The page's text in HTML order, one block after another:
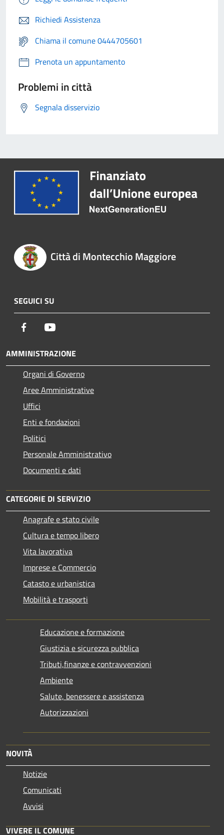
Richiedi Assistenza
Chiama il comune 0444705601
Prenota un appuntamento
Problemi in città
Segnala disservizio
Città di Montecchio Maggiore
SEGUICI SU
Facebook
AMMINISTRAZIONE
Organi di Governo
Aree Amministrative
Uffici
Enti e fondazioni
Politici
Personale Amministrativo
Documenti e dati
CATEGORIE DI SERVIZIO
Anagrafe e stato civile
Cultura e tempo libero
Vita lavorativa
Imprese e Commercio
Catasto e urbanistica
Mobilità e trasporti
Educazione e formazione
Giustizia e sicurezza pubblica
Tributi,finanze e contravvenzioni
Ambiente
Salute, benessere e assistenza
Autorizzazioni
NOVITÀ
Notizie
Comunicati
Avvisi
VIVERE IL COMUNE